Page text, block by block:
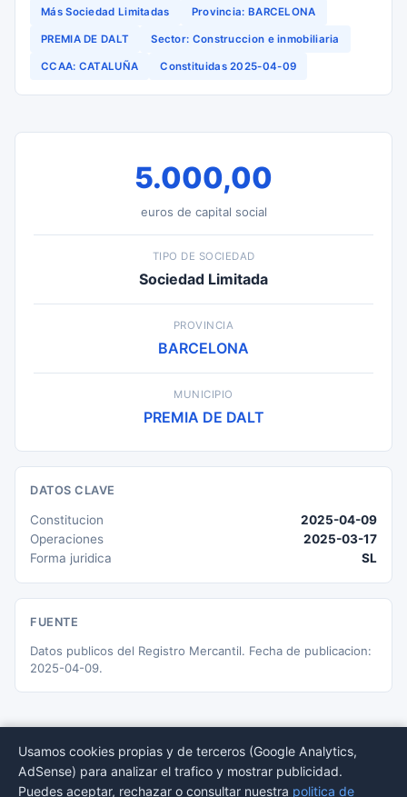
Más Sociedad Limitadas Provincia: BARCELONA
PREMIA DE DALT Sector: Construccion e inmobiliaria
CCAA: CATALUÑA Constituidas 2025-04-09
5.000,00
euros de capital social
TIPO DE SOCIEDAD
Sociedad Limitada
PROVINCIA
BARCELONA
MUNICIPIO
PREMIA DE DALT
DATOS CLAVE
Constitucion
2025-04-09
Operaciones
2025-03-17
Forma juridica
SL
FUENTE
Datos publicos del Registro Mercantil. Fecha de publicacion:
2025-04-09.
© 2026 BORMEDirectorio — Datos publicos del Registro Mercantil
Usamos cookies propias y de terceros (Google Analytics,
AdSense) para analizar el trafico y mostrar publicidad.
Puedes aceptar, rechazar o consultar nuestra politica de